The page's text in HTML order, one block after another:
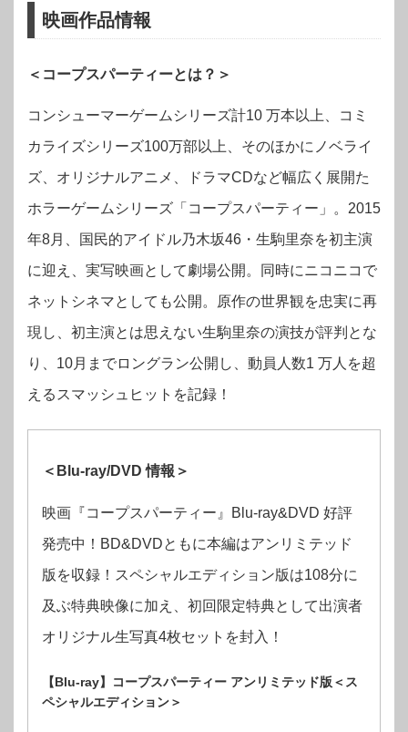
映画作品情報
＜コープスパーティーとは？＞
コンシューマーゲームシリーズ計10 万本以上、コミ
カライズシリーズ100万部以上、そのほかにノベライ
ズ、オリジナルアニメ、ドラマCDなど幅広く展開た
ホラーゲームシリーズ「コープスパーティー」。2015
年8月、国民的アイドル乃木坂46・生駒里奈を初主演
に迎え、実写映画として劇場公開。同時にニコニコで
ネットシネマとしても公開。原作の世界観を忠実に再
現し、初主演とは思えない生駒里奈の演技が評判とな
り、10月までロングラン公開し、動員人数1 万人を超
えるスマッシュヒットを記録！
＜Blu-ray/DVD 情報＞
映画『コープスパーティー』Blu-ray&DVD 好評
発売中！BD&DVDともに本編はアンリミテッド
版を収録！スペシャルエディション版は108分に
及ぶ特典映像に加え、初回限定特典として出演者
オリジナル生写真4枚セットを封入！
【Blu-ray】コープスパーティー アンリミテッド版＜ス
ペシャルエディション＞